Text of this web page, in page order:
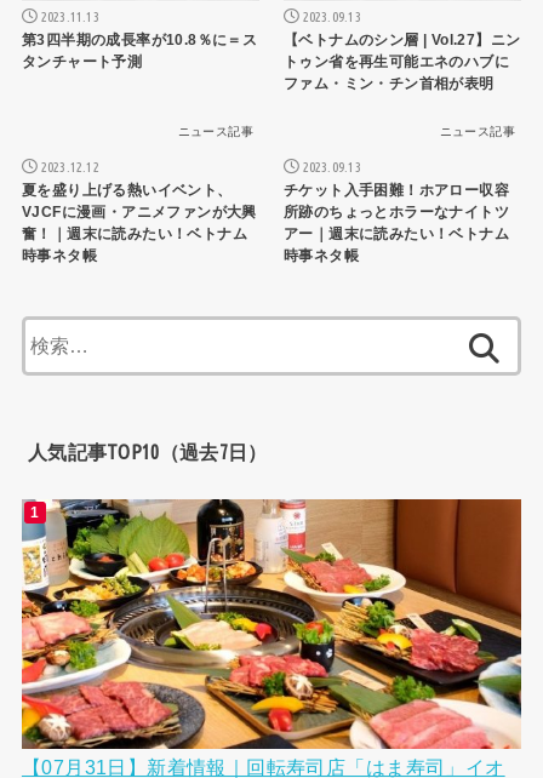
2023.11.13
第3四半期の成長率が10.8％に＝ス
タンチャート予測
2023.09.13
【ベトナムのシン層 | Vol.27】ニン
トゥン省を再生可能エネのハブに
ファム・ミン・チン首相が表明
ニュース記事
2023.12.12
夏を盛り上げる熱いイベント、
VJCFに漫画・アニメファンが大興
奮！｜週末に読みたい！ベトナム
時事ネタ帳
ニュース記事
2023.09.13
チケット入手困難！ホアロー収容
所跡のちょっとホラーなナイトツ
アー｜週末に読みたい！ベトナム
時事ネタ帳
索:
人気記事TOP10（過去7日）
【07月31日】新着情報｜回転寿司店「はま寿司」イオ